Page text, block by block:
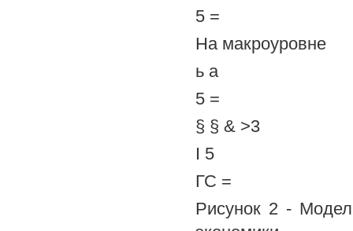
5 =
На макроуровне
ь а
5 =
§ § & >3
I 5
ГС =
Рисунок 2 -